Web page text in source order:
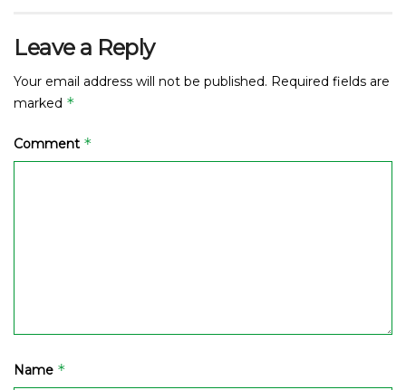
Leave a Reply
Your email address will not be published. Required fields are
marked *
Comment *
Name *